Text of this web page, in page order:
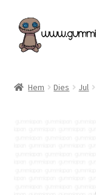
Hoppa
till
navigering
Hoppa
till
innehåll
Hem Dies Jul